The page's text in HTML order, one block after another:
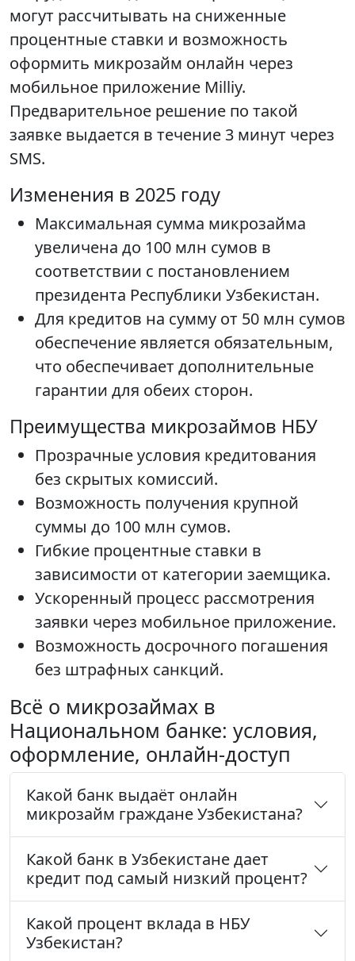
могут рассчитывать на сниженные
процентные ставки и возможность
оформить микрозайм онлайн через
мобильное приложение Milliy.
Предварительное решение по такой
заявке выдается в течение 3 минут через
SMS.
Изменения в 2025 году
Максимальная сумма микрозайма
увеличена до 100 млн сумов в
соответствии с постановлением
президента Республики Узбекистан.
Для кредитов на сумму от 50 млн сумов
обеспечение является обязательным,
что обеспечивает дополнительные
гарантии для обеих сторон.
Преимущества микрозаймов НБУ
Прозрачные условия кредитования
без скрытых комиссий.
Возможность получения крупной
суммы до 100 млн сумов.
Гибкие процентные ставки в
зависимости от категории заемщика.
Ускоренный процесс рассмотрения
заявки через мобильное приложение.
Возможность досрочного погашения
без штрафных санкций.
Всё о микрозаймах в
Национальном банке: условия,
оформление, онлайн-доступ
Какой банк выдаёт онлайн
микрозайм граждане Узбекистана?
Какой банк в Узбекистане дает
кредит под самый низкий процент?
Какой процент вклада в НБУ
Узбекистан?